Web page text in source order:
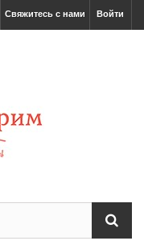
Войти
Свяжитесь с нами